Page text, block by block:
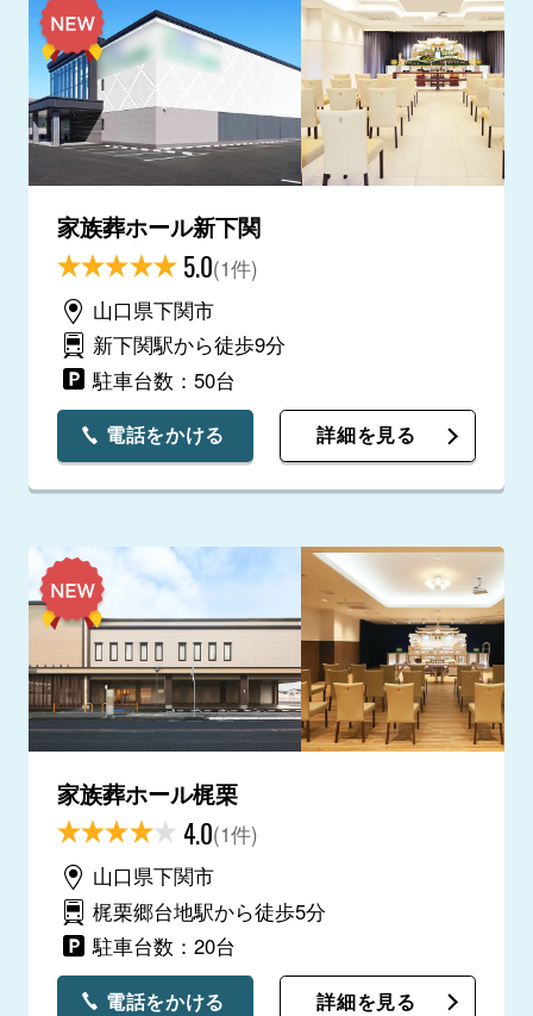
家族葬ホール新下関
5.0(1件)
山口県下関市
新下関駅から徒歩9分
駐車台数：50台
電話をかける 詳細を見る
家族葬ホール梶栗
4.0(1件)
山口県下関市
梶栗郷台地駅から徒歩5分
駐車台数：20台
電話をかける 詳細を見る